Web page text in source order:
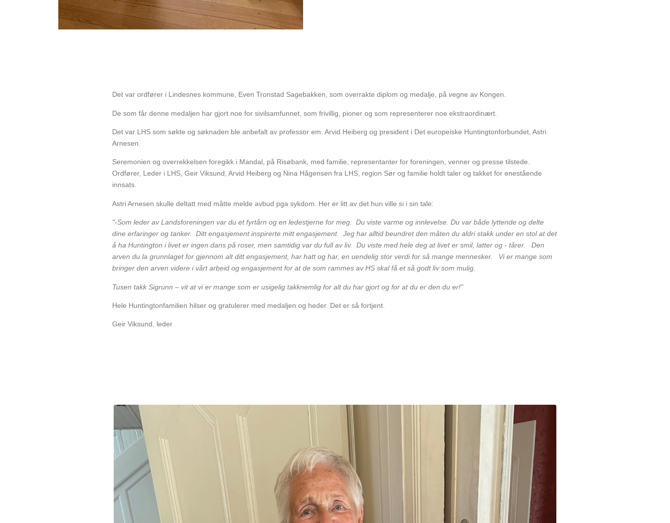
Det var ordfører i Lindesnes kommune, Even Tronstad Sagebakken, som overrakte diplom og medalje, på vegne av Kongen.
De som får denne medaljen har gjort noe for sivilsamfunnet, som frivillig, pioner og som representerer noe ekstraordinært.
Det var LHS som søkte og søknaden ble anbefalt av professor em. Arvid Heiberg og president i Det europeiske Huntingtonforbundet, Astri
Arnesen.
Seremonien og overrekkelsen foregikk i Mandal, på Risøbank, med familie, representanter for foreningen, venner og presse tilstede.
Ordfører, Leder i LHS, Geir Viksund, Arvid Heiberg og Nina Hågensen fra LHS, region Sør og familie holdt taler og takket for enestående
innsats.
Astri Arnesen skulle deltatt med måtte melde avbud pga sykdom. Her er litt av det hun ville si i sin tale:
"-Som leder av Landsforeningen var du et fyrtårn og en ledestjerne for meg. Du viste varme og innlevelse. Du var både lyttende og delte
dine erfaringer og tanker. Ditt engasjement inspirerte mitt engasjement. Jeg har alltid beundret den måten du aldri stakk under en stol at det
å ha Huntington i livet er ingen dans på roser, men samtidig var du full av liv. Du viste med hele deg at livet er smil, latter og - tårer. Den
arven du la grunnlaget for gjennom alt ditt engasjement, har hatt og har, en uendelig stor verdi for så mange mennesker. Vi er mange som
bringer den arven videre i vårt arbeid og engasjement for at de som rammes av HS skal få et så godt liv som mulig.
Tusen takk Sigrunn – vit at vi er mange som er usigelig takknemlig for alt du har gjort og for at du er den du er!"
Hele Huntingtonfamilien hilser og gratulerer med medaljen og heder. Det er så fortjent.
Geir Viksund, leder